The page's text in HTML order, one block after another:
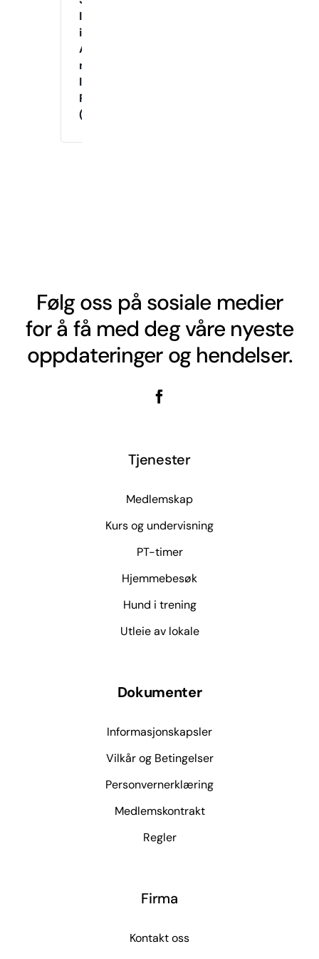
Innetrening
i
Agility
med
Instruktør
Raymond
(Onsdager)
Følg oss på sosiale medier
for å få med deg våre nyeste
oppdateringer og hendelser.
Tjenester
Medlemskap
Kurs og undervisning
PT-timer
Hjemmebesøk
Hund i trening
Utleie av lokale
Dokumenter
Informasjonskapsler
Vilkår og Betingelser
Personvernerklæring
Medlemskontrakt
Regler
Firma
Kontakt oss